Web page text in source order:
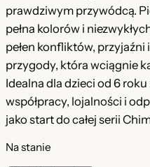
prawdziwym przywódcą.
pełna kolorów i
pełen konfliktów,
przygody, która wciągnie
Idealna dla dzieci od 6
współpracy, lojalności i
jako start do całej serii
Na stanie